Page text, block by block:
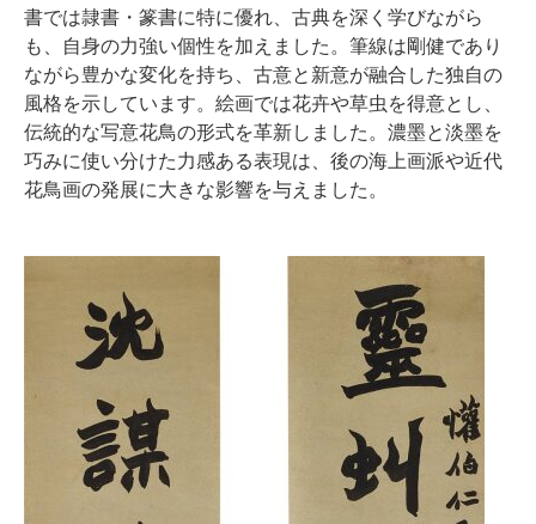
書では隷書・篆書に特に優れ、古典を深く学びながら
も、自身の力強い個性を加えました。筆線は剛健であり
ながら豊かな変化を持ち、古意と新意が融合した独自の
風格を示しています。絵画では花卉や草虫を得意とし、
伝統的な写意花鳥の形式を革新しました。濃墨と淡墨を
巧みに使い分けた力感ある表現は、後の海上画派や近代
花鳥画の発展に大きな影響を与えました。